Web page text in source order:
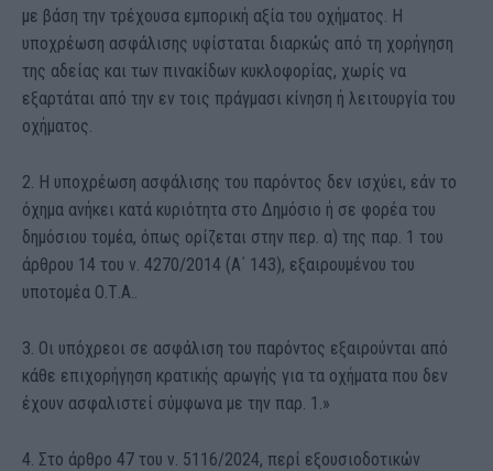
με βάση την τρέχουσα εμπορική αξία του οχήματος. Η
υποχρέωση ασφάλισης υφίσταται διαρκώς από τη χορήγηση
της αδείας και των πινακίδων κυκλοφορίας, χωρίς να
εξαρτάται από την εν τοις πράγμασι κίνηση ή λειτουργία του
οχήματος.
2. Η υποχρέωση ασφάλισης του παρόντος δεν ισχύει, εάν το
όχημα ανήκει κατά κυριότητα στο Δημόσιο ή σε φορέα του
δημόσιου τομέα, όπως ορίζεται στην περ. α) της παρ. 1 του
άρθρου 14 του ν. 4270/2014 (Α΄ 143), εξαιρουμένου του
υποτομέα Ο.Τ.Α..
3. Οι υπόχρεοι σε ασφάλιση του παρόντος εξαιρούνται από
κάθε επιχορήγηση κρατικής αρωγής για τα οχήματα που δεν
έχουν ασφαλιστεί σύμφωνα με την παρ. 1.»
4. Στο άρθρο 47 του ν. 5116/2024, περί εξουσιοδοτικών